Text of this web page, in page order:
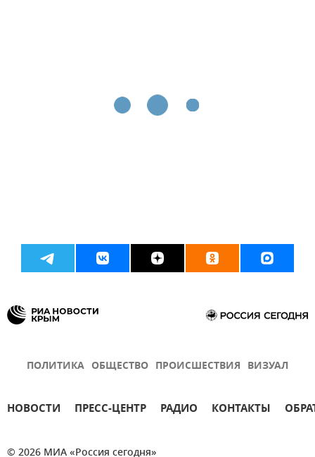
ПОЛИТИКА ОБЩЕСТВО ПРОИСШЕСТВИЯ ВИЗУАЛ
НОВОСТИ ПРЕСС-ЦЕНТР РАДИО КОНТАКТЫ
© 2026 МИА «Россия сегодня»